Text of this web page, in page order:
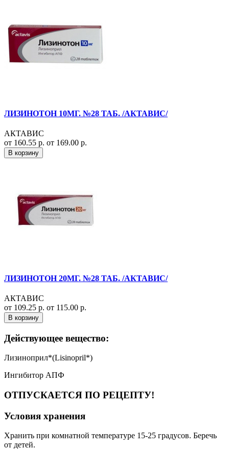
ЛИЗИНОТОН 10МГ. №28 ТАБ. /АКТАВИС/
АКТАВИС
от 160.55 р. от 169.00 р.
В корзину
ЛИЗИНОТОН 20МГ. №28 ТАБ. /АКТАВИС/
АКТАВИС
от 109.25 р. от 115.00 р.
В корзину
Действующее вещество:
Лизиноприл*(Lisinopril*)
Ингибитор АПФ
ОТПУСКАЕТСЯ ПО РЕЦЕПТУ!
Условия хранения
Хранить при комнатной температуре 15-25 градусов. Беречь
от детей.